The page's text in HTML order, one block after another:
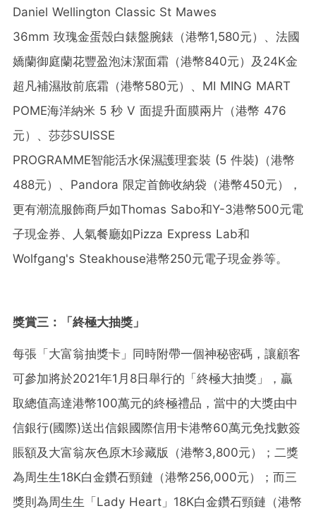
Daniel Wellington Classic St Mawes
36mm 玫瑰金蛋殼白錶盤腕錶（港幣1,580元）、法國
嬌蘭御庭蘭花豐盈泡沫潔面霜（港幣840元）及24K金
超凡補濕妝前底霜（港幣580元）、MI MING MART
POME海洋納米 5 秒 V 面提升面膜兩片（港幣 476
元）、莎莎SUISSE
PROGRAMME智能活水保濕護理套裝 (5 件裝)（港幣
488元）、Pandora 限定首飾收納袋（港幣450元），
更有潮流服飾商戶如Thomas Sabo和Y-3港幣500元電
子現金券、人氣餐廳如Pizza Express Lab和
Wolfgang's Steakhouse港幣250元電子現金券等。
獎賞三： 「終極大抽獎 」
每張「大富翁抽獎卡」同時附帶一個神秘密碼，讓顧客
可參加將於2021年1月8日舉行的「終極大抽獎」，贏
取總值高達港幣100萬元的終極禮品，當中的大獎由中
信銀行(國際)送出信銀國際信用卡港幣60萬元免找數簽
賬額及大富翁灰色原木珍藏版（港幣3,800元）；二獎
為周生生18K白金鑽石頸鏈（港幣256,000元）；而三
獎則為周生生「Lady Heart」18K白金鑽石頸鏈（港幣